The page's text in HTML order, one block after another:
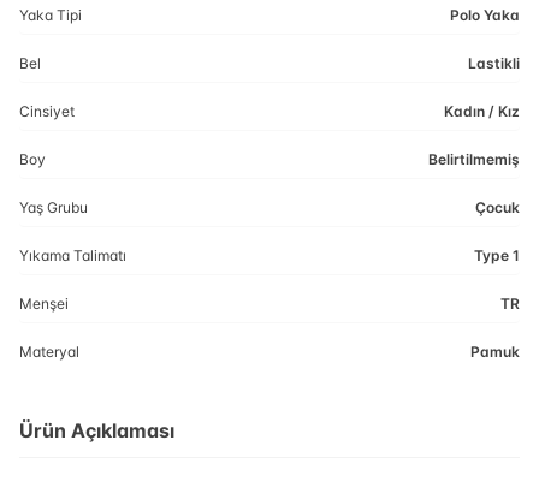
Yaka Tipi Polo Yaka
Bel Lastikli
Cinsiyet Kadın / Kız
Boy Belirtilmemiş
Yaş Grubu Çocuk
Yıkama Talimatı Type 1
Menşei TR
Materyal Pamuk
Ürün Açıklaması